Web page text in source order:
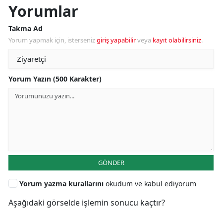
Yorumlar
Takma Ad
Yorum yapmak için, istersenizgiriş yapabilirveya kayıt olabilirsiniz.
Yorum Yazın (500 Karakter)
GÖNDER
Yorum yazma kurallarını okudum ve kabul ediyorum
Aşağıdaki görselde işlemin sonucu kaçtır?